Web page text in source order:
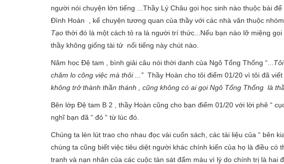
người nói chuyện lớn tiếng ...Thầy Lý Châu gọi học sinh nào thuộc bài
Đình Hoàn , kể chuyện tương quan của thầy với các nhà văn thuộc nhóm
Tạo thời đó là một cách tỏ ra là người trí thức...Nếu bạn nào lỡ miệng
thầy không giống tài tử nổi tiếng này chút nào.
Năm học Đệ tam , bình giải câu nói thời danh của Ngô Tổng Thống “...
chăm lo công việc mà thôi ...” Thầy Hoàn cho tôi điểm 01/20 vì tôi đã viết
không trở thành thần thánh , cũng không có ai gọi Ngô Tổng Thống là
Bên lớp Đệ tam B 2 , thầy Hoàn cũng cho bạn điểm 01/20 với lời phê “
nghĩ bạn đã “ đỏ “ từ lúc đó.
Chúng ta lén lút trao cho nhau đọc vài cuốn sách, các tài liệu của “ bên
chúng ta cũng biết việc tiêu diệt người khác chính kiến của họ là điều có
tranh và nạn nhân của các cuộc tàn sát đẩm máu vì lý do chính trị là hai